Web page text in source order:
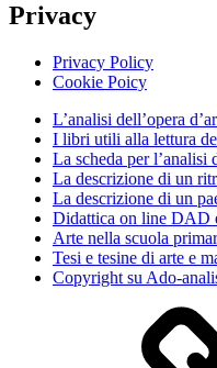
Privacy
Privacy Policy
Cookie Poicy
L’analisi dell’opera
I libri utili alla lettura
La scheda per l’analisi
La descrizione di un
La descrizione di un
Didattica on line DAD
Arte nella scuola
Tesi e tesine di arte e
Copyright su Ado-